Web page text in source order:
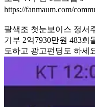
https://fanmaum.com/
팔색조 첫눈보이스 정서
기부 2억7930만원 483
도하고 광고펀딩도 하세